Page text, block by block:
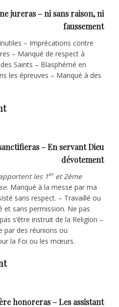
jureras – ni sans raison, ni
faussement
– Imprécations contre
– Manqué de respect à
Saints – Blasphémé en
les épreuves – Manqué à des
– En servant Dieu
dévotement
les 1eret 2ème
Manqué à la messe par ma
sans respect. – Travaillé ou
et sans permission. Ne pas
s’être instruit de la Religion –
par des réunions ou
la Foi ou les mœurs.
honoreras – Les assistant